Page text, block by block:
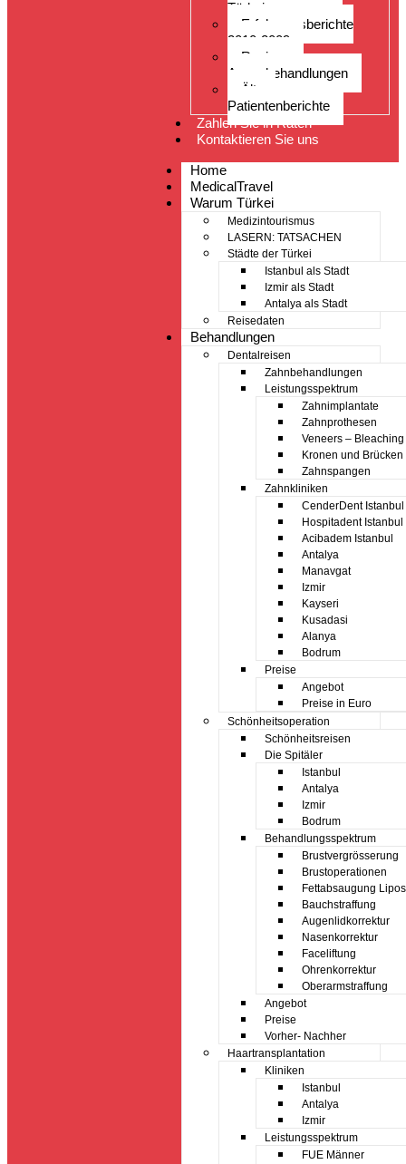
Türkei
Erfahrungsberichte
2010-2009
Reviews
Augenbehandlungen
Ältere
Patientenberichte
Zahlen Sie in Raten
Kontaktieren Sie uns
Home
MedicalTravel
Warum Türkei
Medizintourismus
LASERN: TATSACHEN
Städte der Türkei
Istanbul als Stadt
Izmir als Stadt
Antalya als Stadt
Reisedaten
Behandlungen
Dentalreisen
Zahnbehandlungen
Leistungsspektrum
Zahnimplantate
Zahnprothesen
Veneers – Bleaching
Kronen und Brücken
Zahnspangen
Zahnkliniken
CenderDent Istanbul
Hospitadent Istanbul
Acibadem Istanbul
Antalya
Manavgat
Izmir
Kayseri
Kusadasi
Alanya
Bodrum
Preise
Angebot
Preise in Euro
Schönheitsoperation
Schönheitsreisen
Die Spitäler
Istanbul
Antalya
Izmir
Bodrum
Behandlungsspektrum
Brustvergrösserung
Brustoperationen
Fettabsaugung
Bauchstraffung
Augenlidkorrektur
Nasenkorrektur
Faceliftung
Ohrenkorrektur
Oberarmstraffung
Angebot
Preise
Vorher- Nachher
Haartransplantation
Kliniken
Istanbul
Antalya
Izmir
Leistungsspektrum
FUE Männer